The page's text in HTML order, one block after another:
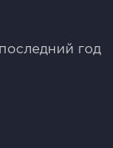
год